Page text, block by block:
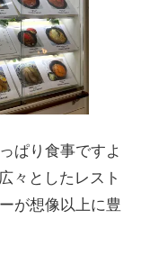
ぱり食事ですよ
々としたレスト
が想像以上に豊